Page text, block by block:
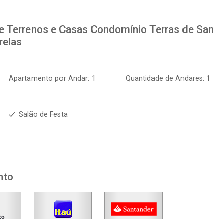
Terrenos e Casas Condomínio Terras de San
Apartamento por Andar: 1
Quantidade de Andares: 1
Salão de Festa